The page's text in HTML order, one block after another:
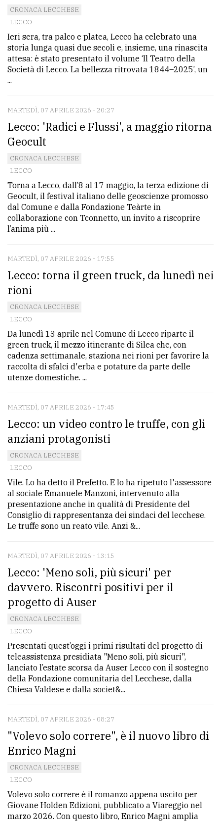
CRONACA LECCHESE
LECCO
Ieri sera, tra palco e platea, Lecco ha celebrato una
storia lunga quasi due secoli e, insieme, una rinascita
attesa: è stato presentato il volume ‘Il Teatro della
Società di Lecco. La bellezza ritrovata 1844–2025’, un
...
MARTEDÌ, 07 APRILE 2026 - 20:27
Lecco: 'Radici e Flussi', a maggio ritorna
Geocult
CRONACA LECCHESE
LECCO
Torna a Lecco, dall’8 al 17 maggio, la terza edizione di
Geocult, il festival italiano delle geoscienze promosso
dal Comune e dalla Fondazione Teàrte in
collaborazione con Tconnetto, un invito a riscoprire
l’anima più ...
MARTEDÌ, 07 APRILE 2026 - 17:55
Lecco: torna il green truck, da lunedì nei
rioni
CRONACA LECCHESE
LECCO
Da lunedì 13 aprile nel Comune di Lecco riparte il
green truck, il mezzo itinerante di Silea che, con
cadenza settimanale, staziona nei rioni per favorire la
raccolta di sfalci d'erba e potature da parte delle
utenze domestiche. ...
MARTEDÌ, 07 APRILE 2026 - 17:45
Lecco: un video contro le truffe, con gli
anziani protagonisti
CRONACA LECCHESE
LECCO
Vile. Lo ha detto il Prefetto. E lo ha ripetuto l'assessore
al sociale Emanuele Manzoni, intervenuto alla
presentazione anche in qualità di Presidente del
Consiglio di rappresentanza dei sindaci del lecchese.
Le truffe sono un reato vile. Anzi &...
MARTEDÌ, 07 APRILE 2026 - 13:15
Lecco: 'Meno soli, più sicuri' per
davvero. Riscontri positivi per il
progetto di Auser
CRONACA LECCHESE
LECCO
Presentati quest’oggi i primi risultati del progetto di
teleassistenza presidiata "Meno soli, più sicuri",
lanciato l’estate scorsa da Auser Lecco con il sostegno
della Fondazione comunitaria del Lecchese, dalla
Chiesa Valdese e dalla societ&...
MARTEDÌ, 07 APRILE 2026 - 08:27
"Volevo solo correre", è il nuovo libro di
Enrico Magni
CRONACA LECCHESE
LECCO
Volevo solo correre è il romanzo appena uscito per
Giovane Holden Edizioni, pubblicato a Viareggio nel
marzo 2026. Con questo libro, Enrico Magni amplia